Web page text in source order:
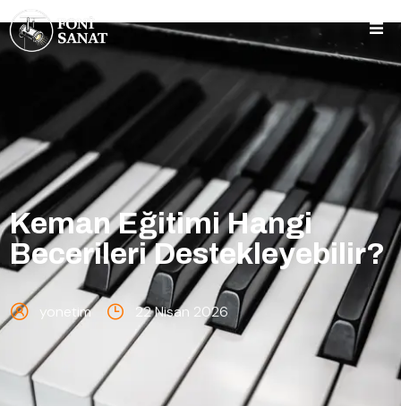
Keman Eğitimi Hangi
Becerileri Destekleyebilir?
yonetim 22 Nisan 2026